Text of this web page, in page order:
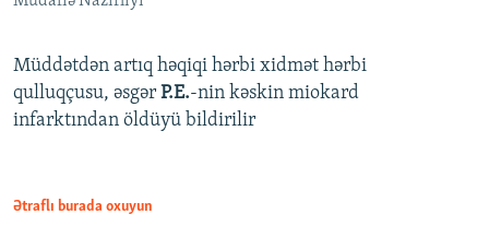
Müddətdən artıq həqiqi hərbi xidmət hərbi
qulluqçusu, əsgər P.E.-nin kəskin miokard
infarktından öldüyü bildirilir
Ətraflı burada oxuyun